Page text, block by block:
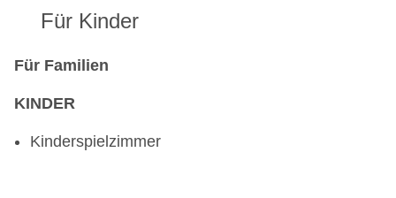
Für Kinder
Für Familien
KINDER
Kinderspielzimmer